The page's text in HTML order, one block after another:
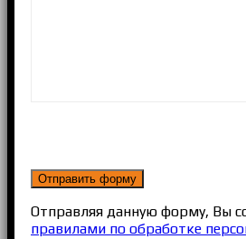
Отправляя данную форму, Вы
правилами по обработке